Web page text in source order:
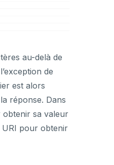
au-delà de
de
est alors
réponse. Dans
sa valeur
URI pour obtenir